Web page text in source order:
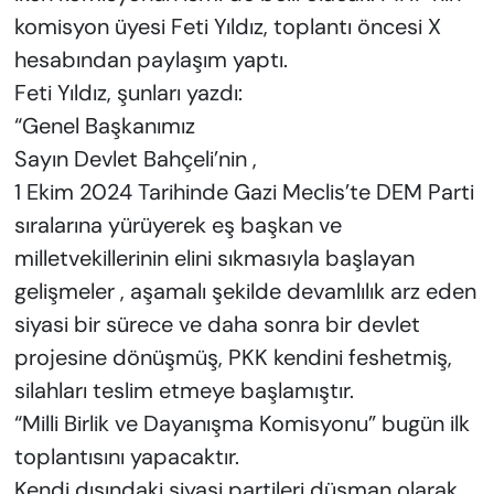
komisyon üyesi Feti Yıldız, toplantı öncesi X
hesabından paylaşım yaptı.
Feti Yıldız, şunları yazdı:
“Genel Başkanımız
Sayın Devlet Bahçeli’nin ,
1 Ekim 2024 Tarihinde Gazi Meclis’te DEM Parti
sıralarına yürüyerek eş başkan ve
milletvekillerinin elini sıkmasıyla başlayan
gelişmeler , aşamalı şekilde devamlılık arz eden
siyasi bir sürece ve daha sonra bir devlet
projesine dönüşmüş, PKK kendini feshetmiş,
silahları teslim etmeye başlamıştır.
“Milli Birlik ve Dayanışma Komisyonu” bugün ilk
toplantısını yapacaktır.